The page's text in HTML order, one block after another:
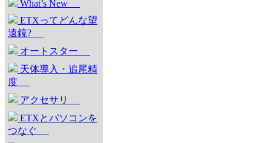
What’s New
ETXってどんな望
遠鏡?
オートスター
天体導入・追尾精
度
アクセサリ
ETXとパソコンを
つなぐ